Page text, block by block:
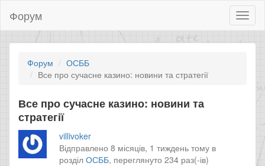
Форум
Форум
ОСББ
Все про сучасне казино: новини та стратегії
Все про сучасне казино: новини та
стратегії
villivoker
Відправлено 8 місяців, 1 тиждень тому в
розділОСББ, переглянуто 234 раз(-ів)